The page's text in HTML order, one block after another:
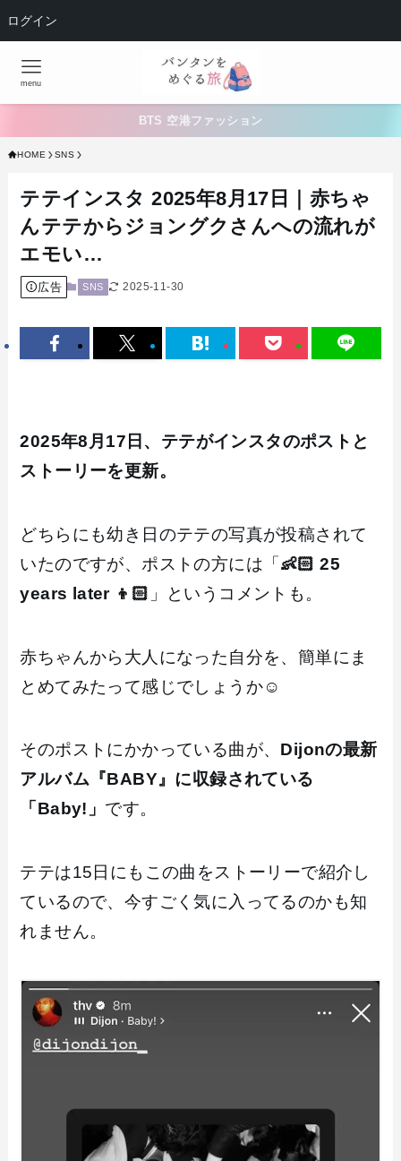
ログイン
menu
BTS 空港ファッション
HOME SNS
テテインスタ 2025年8月17日｜赤ちゃ
んテテからジョングクさんへの流れが
エモい…
広告 SNS 2025-11-30
2025年8月17日、テテがインスタのポストと
ストーリーを更新。
どちらにも幼き日のテテの写真が投稿されて
いたのですが、ポストの方には「 👶🏻 25
years later 👦🏻 」というコメントも。
赤ちゃんから大人になった自分を、簡単にま
とめてみたって感じでしょうか☺️
そのポストにかかっている曲が、 Dijonの最新
アルバム『BABY』に収録されている
「Baby!」 です。
テテは15日にもこの曲をストーリーで紹介し
ているので、今すごく気に入ってるのかも知
れません。